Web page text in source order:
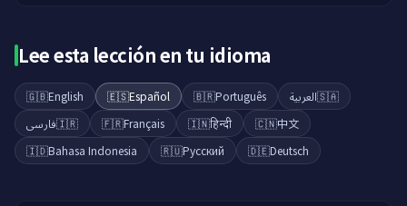
Lee esta lección en tu idioma
🇬🇧English 🇪🇸Español 🇧🇷Português 🇸🇦العربية
🇮🇷فارسی 🇫🇷Français 🇮🇳हिन्दी 🇨🇳中文
🇮🇩Bahasa Indonesia 🇷🇺Русский 🇩🇪Deutsch